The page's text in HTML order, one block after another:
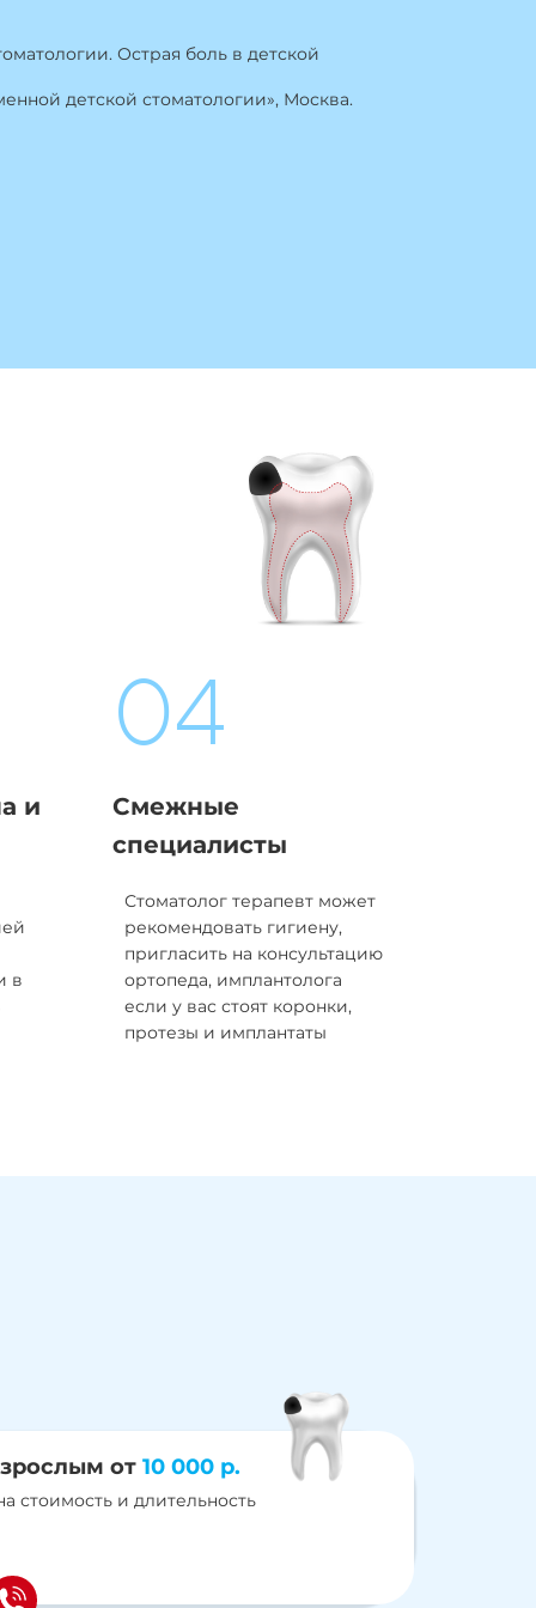
Острая боль в детской
детской стоматологии», Москва.
и
в
04
Смежные
специалисты
Стоматолог терапевт может
рекомендовать гигиену,
пригласить на консультацию
ортопеда, имплантолога
если у вас стоят коронки,
протезы и имплантаты
от 10 000 р.
стоимость и длительность